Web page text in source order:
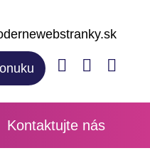
Kontaktujte nás